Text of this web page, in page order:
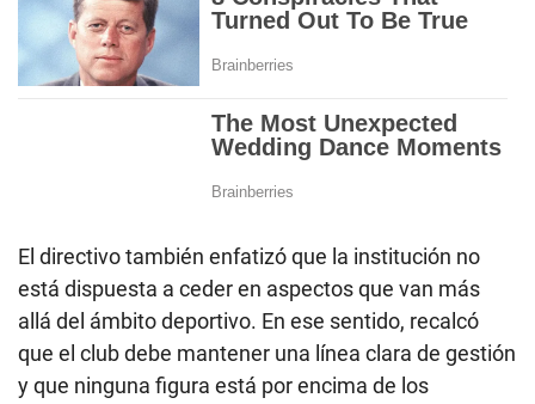
El directivo también enfatizó que la institución no
está dispuesta a ceder en aspectos que van más
allá del ámbito deportivo. En ese sentido, recalcó
que el club debe mantener una línea clara de gestión
y que ninguna figura está por encima de los